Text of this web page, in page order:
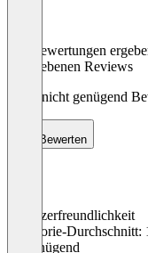
Die Bewertungen
abgegebenen Reviews
Noch nicht genügend
Bewerten
Benutzerfreundlichkeit
Kategorie-Durchschnitt:
Ungenügend